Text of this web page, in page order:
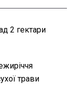
2 гектари
трави